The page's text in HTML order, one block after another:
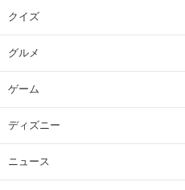
クイズ
グルメ
ゲーム
ディズニー
ニュース